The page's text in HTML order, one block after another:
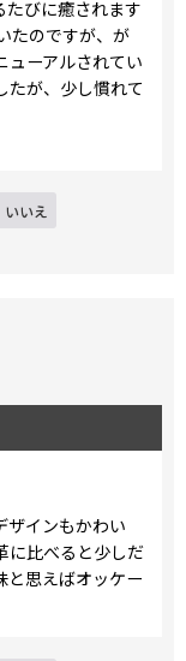
になりました。
たびに癒されます
たのですが、が
ューアルされてい
たが、少し慣れて
分けて入れられ
れしづらい。こ
(笑)カードは数
くると使いやす
いいえ
ザインもかわい
に比べると少しだ
と思えばオッケー